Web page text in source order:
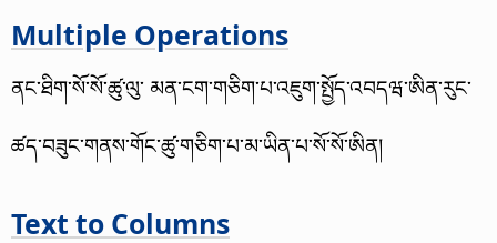
Multiple Operations
ནང་ཐིག་སོ་སོ་ཚུ་ལུ་ མན་ངག་གཅིག་པ་འཇུག་སྤྱོད་འབདཝ་ཨིན་རུང་
ཚད་བཟུང་གནས་གོང་ཚུ་གཅིག་པ་མ་ཡིན་པ་སོ་སོ་ཨིན།
Text to Columns